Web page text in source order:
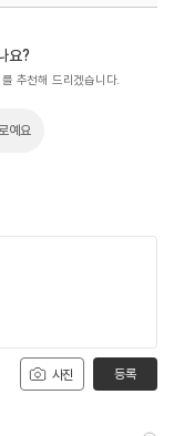
요?
추천해 드리겠습니다.
예요
사진 등록